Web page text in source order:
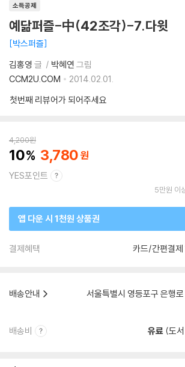
소득공제
예닮퍼즐-中(42조각)-7.다윗
박스퍼즐
김홍영 글 박혜연 그림
CCM2U.COM
2014.02.01.
첫번째 리뷰어가 되어주세요
4,200원
10 3,780
YES포인트
5만원 이
앱 다운 시 1천원 상품권
결제혜택 카드/간편결제
배송안내
서울특별시 영등포구 은행
배송비 유료 (도